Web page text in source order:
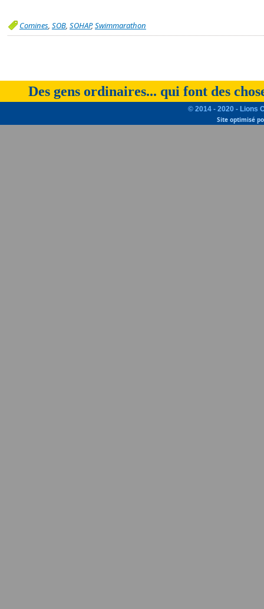
Comines, SOB, SOHAP,Swimmarathon
Des gens ordinaires... qui font des
© 2014 - 2020 - Lions
Site optimisé